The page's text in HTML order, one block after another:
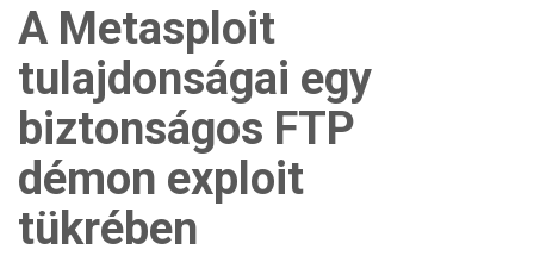
A Metasploit
tulajdonságai egy
biztonságos FTP
démon exploit
tükrében